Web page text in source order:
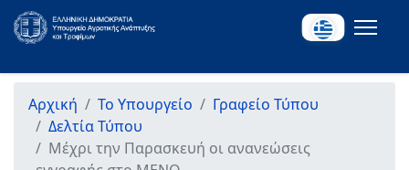
Αρχική Το Υπουργείο
Γραφείο Τύπου
Δελτία Τύπου
Μέχρι την Παρασκευή οι ανανεώσεις